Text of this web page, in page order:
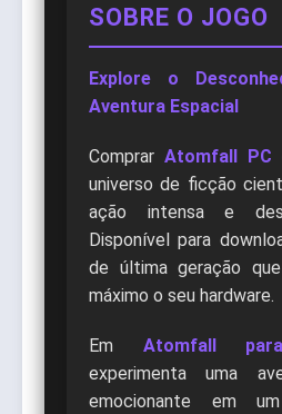
SOBRE O JOGO
Explore o
Aventura Espacial
Comprar Atomfall PC
universo de ficção
ação intensa e
Disponível para
de última geração
máximo o seu hardware.
Em Atomfall
experimenta uma
emocionante em